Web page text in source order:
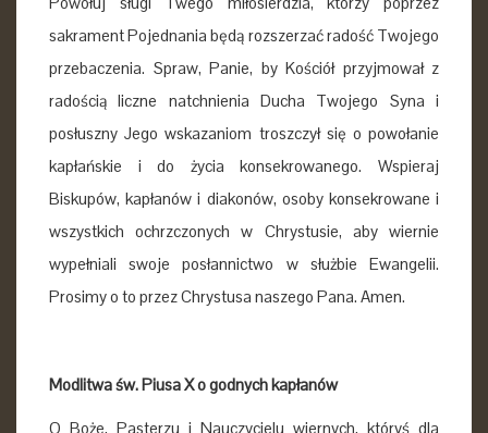
sakrament Pojednania będą rozszerzać radość Twojego
przebaczenia. Spraw, Panie, by Kościół przyjmował z
radością liczne natchnienia Ducha Twojego Syna i
posłuszny Jego wskazaniom troszczył się o powołanie
kapłańskie i do życia konsekrowanego. Wspieraj
Biskupów, kapłanów i diakonów, osoby konsekrowane i
wszystkich ochrzczonych w Chrystusie, aby wiernie
wypełniali swoje posłannictwo w służbie Ewangelii.
Prosimy o to przez Chrystusa naszego Pana. Amen.
Modlitwa św. Piusa X o godnych kapłanów
O Boże, Pasterzu i Nauczycielu wiernych, któryś dla